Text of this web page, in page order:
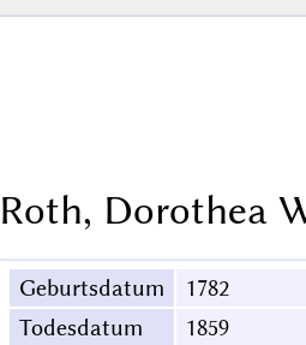
Roth, Dorothea
Geburtsdatum
1782
Todesdatum
1859